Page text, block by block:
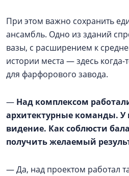
При этом важно сохранить
ансамбль. Одно из зданий
вазы, с расширением к
истории места — здесь
для фарфорового завода.
— Над комплексом
архитектурные команды. У
видение. Как соблюсти
получить желаемый
— Да, над проектом работал